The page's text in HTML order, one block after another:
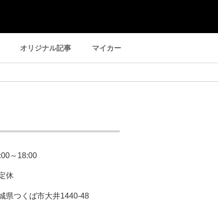
オリジナル記事 マイカー
～18:00
休
県つくば市大井1440-48